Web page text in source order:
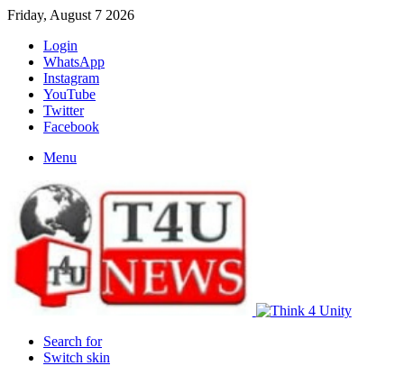
Friday, August 7 2026
Login
WhatsApp
Instagram
YouTube
Twitter
Facebook
Menu
Search for
Switch skin